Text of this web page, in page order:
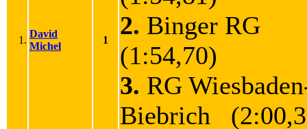
1.
David
Michel
1
2. Binger RG
(1:54,70)
3. RG
Biebrich